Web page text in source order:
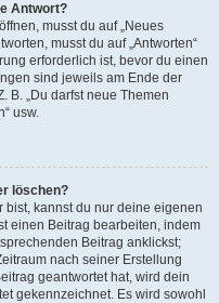
Antwort?
musst du auf „Neues
musst du auf „Antworten“
erforderlich ist, bevor du einen
sind jeweils am Ende der
B. „Du darfst neue Themen
usw.
löschen?
bist, kannst du nur deine eigenen
einen Beitrag bearbeiten, indem
Beitrag anklickst;
nach seiner Erstellung
geantwortet hat, wird dein
gekennzeichnet. Es wird sowohl